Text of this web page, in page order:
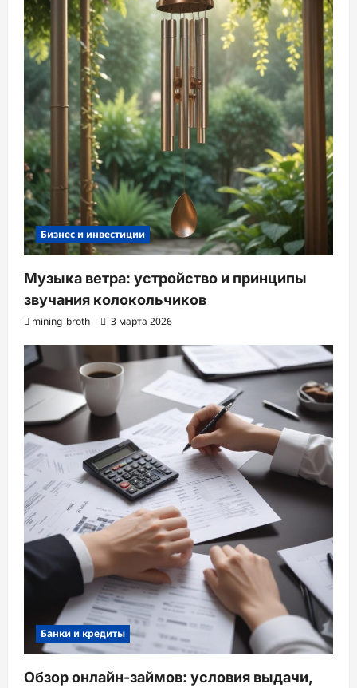
Бизнес и инвестиции
Музыка ветра: устройство и принципы
звучания колокольчиков
mining_broth 3 марта 2026
Банки и кредиты
Обзор онлайн-займов: условия выдачи,